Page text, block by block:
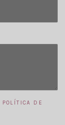
POLÍTICA DE